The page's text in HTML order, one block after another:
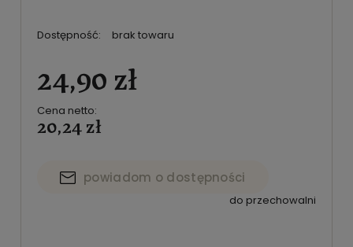
Dostępność: brak towaru
24,90 zł
Cena netto:
20,24 zł
powiadom o dostępności
do przechowalni